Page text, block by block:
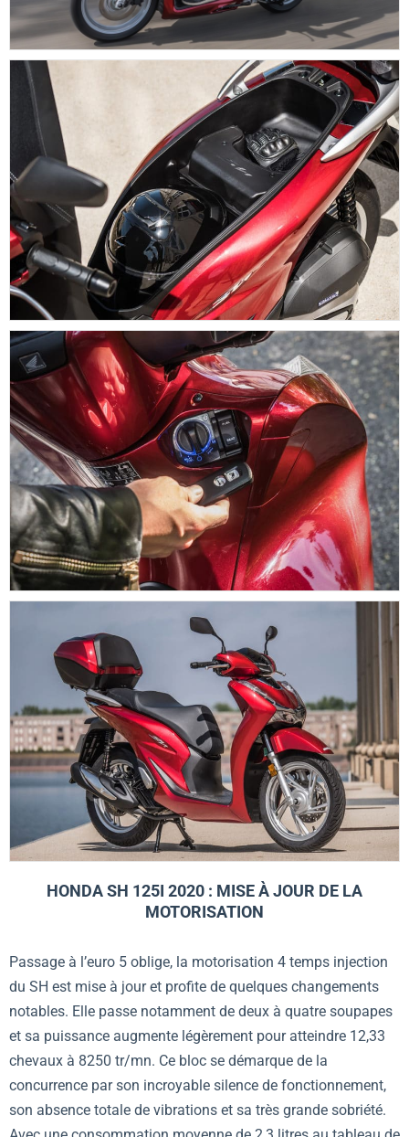
HONDA SH 125I 2020 : MISE À JOUR DE LA
MOTORISATION
Passage à l’euro 5 oblige, la motorisation 4 temps injection
du SH est mise à jour et profite de quelques changements
notables. Elle passe notamment de deux à quatre soupapes
et sa puissance augmente légèrement pour atteindre 12,33
chevaux à 8250 tr/mn. Ce bloc se démarque de la
concurrence par son incroyable silence de fonctionnement,
son absence totale de vibrations et sa très grande sobriété.